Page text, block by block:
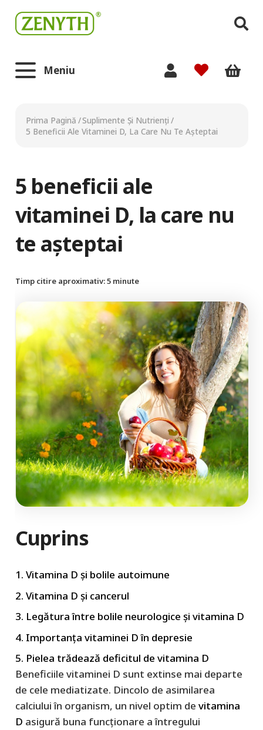
Meniu
Prima Pagină /Suplimente Și Nutrienți /
5 Beneficii Ale Vitaminei D, La Care Nu Te Așteptai
5 beneficii ale
vitaminei D, la care nu
te așteptai
Timp citire aproximativ:5 minute
Cuprins
1. Vitamina D și bolile autoimune
2. Vitamina D și cancerul
3. Legătura între bolile neurologice și vitamina D
4. Importanța vitaminei D în depresie
5. Pielea trădează deficitul de vitamina D
Beneficiile vitaminei D sunt extinse mai departe
de cele mediatizate. Dincolo de asimilarea
calciului în organism, un nivel optim de vitamina
D asigură buna funcționare a întregului